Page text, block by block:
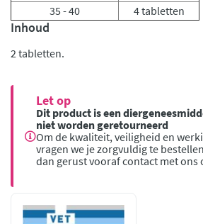
35 - 40
4 tabletten
Inhoud
2 tabletten.
Let op
Dit product is een
niet worden geretourneerd
Om de kwaliteit, veiligheid en
vragen we je zorgvuldig te
dan gerust vooraf contact met ons